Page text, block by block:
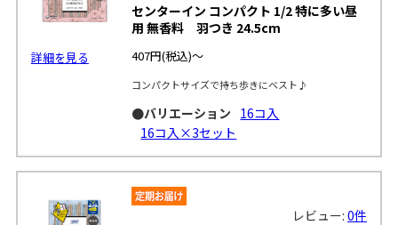
詳細を見る
センターイン コンパクト 1/2 特に多い昼
用 無香料 羽つき 24.5cm
407円(税込)～
コンパクトサイズで持ち歩きにベスト♪
●バリエーション 16コ入
16コ入×3セット
レビュー:0件